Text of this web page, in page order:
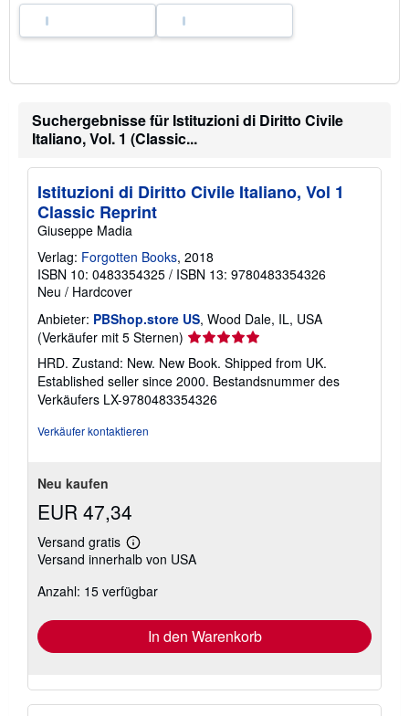
o
t
Suchergebnisse für Istituzioni di Diritto Civile
Italiano, Vol. 1 (Classic...
Istituzioni di Diritto Civile Italiano, Vol 1
Classic Reprint
Giuseppe Madia
Verlag: Forgotten Books, 2018
ISBN 10: 0483354325 / ISBN 13: 9780483354326
Neu / Hardcover
Anbieter: PBShop.store US, Wood Dale, IL, USA
(Verkäufer mit 5 Sternen) Verkäuferbewertung
5
von
5
Sternen
HRD. Zustand: New. New Book. Shipped from UK.
Established seller since 2000. Bestandsnummer des
Verkäufers LX-9780483354326
Verkäufer kontaktieren
Neu kaufen
EUR 47,34
Versand gratis
Weitere
Informationen
Versandkosten
Versand innerhalb von USA
Anzahl: 15 verfügbar
In den Warenkorb